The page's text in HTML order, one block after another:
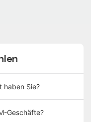
haben Sie?
Geschäfte?